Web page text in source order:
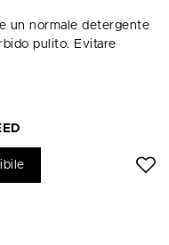
un normale detergente
pulito. Evitare